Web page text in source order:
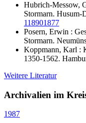
Hubrich-Messow,
Stormarn. Husum-
118901877
Posern, Erwin :
Stormarn.
Koppmann, Karl :
1350-1562.
Weitere Literatur
Archivalien im
1987